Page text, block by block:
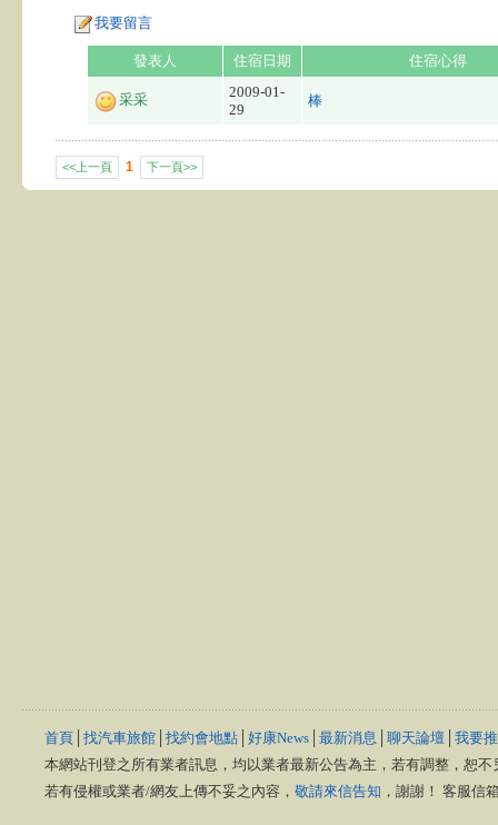
我要留言
發表人 住宿日期 住宿心得
采采
2009-01-
29
棒
<<上一頁 1 下一頁>>
首頁 找汽車旅館 找約會地點 好康News 最新消息 聊天論壇 我要
本網站刊登之所有業者訊息，均以業者最新公告為主，若有調整，恕
若有侵權或業者/網友上傳不妥之內容， 敬請來信告知 ，謝謝！ 客服信